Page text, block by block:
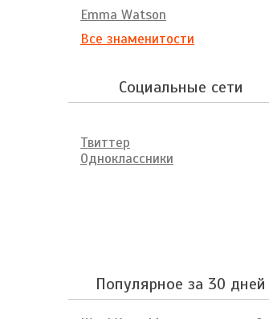
Emma Watson
Все знаменитости
Социальные сети
Твиттер
Одноклассники
Популярное за 30 дней